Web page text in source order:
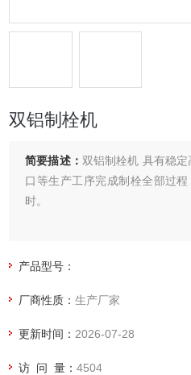
双铝制栓机
简要描述： 双铝制栓机 具有稳
口等生产工序完成制栓全部过
时。
产品型号：
厂商性质：生产厂家
更新时间： 2026-07-28
访 问 量：4504